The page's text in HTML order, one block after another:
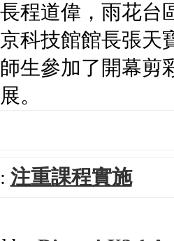
程道偉，雨花台
科技館館長張天
生參加了開幕剪
。
注重課程實施